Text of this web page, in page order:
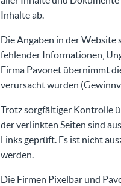
Inhalte ab.
Die Angaben in der
fehlender Informationen,
Firma Pavonet übernimmt
verursacht wurden
Trotz sorgfältiger Kontrolle
der verlinkten Seiten sind
Links geprüft. Es ist nicht
werden.
Die Firmen Pixelbar und